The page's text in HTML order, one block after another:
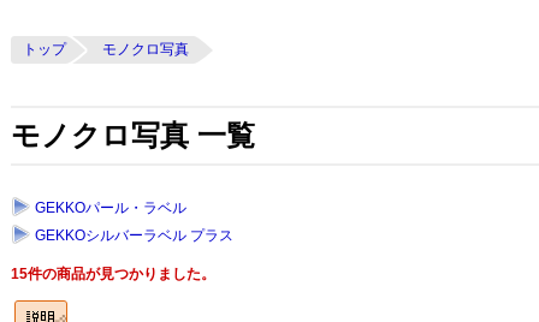
トップ モノクロ写真
モノクロ写真 一覧
GEKKOパール・ラベル
GEKKOシルバーラベル プラス
15件の商品が見つかりました。